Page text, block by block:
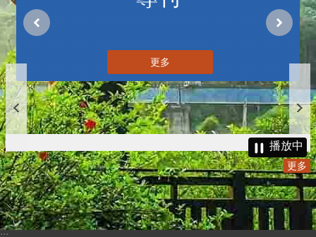
更多
播放中
更多